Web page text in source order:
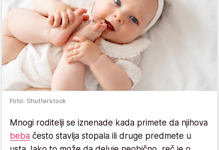
Foto: Shutterstock
Mnogi roditelji se iznenade kada primete da njihova
beba često stavlja stopala ili druge predmete u